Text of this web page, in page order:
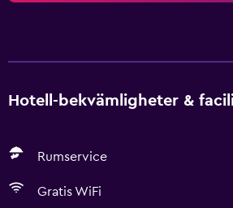
Hotell-bekvämligheter &
Rumservice
Gratis WiFi